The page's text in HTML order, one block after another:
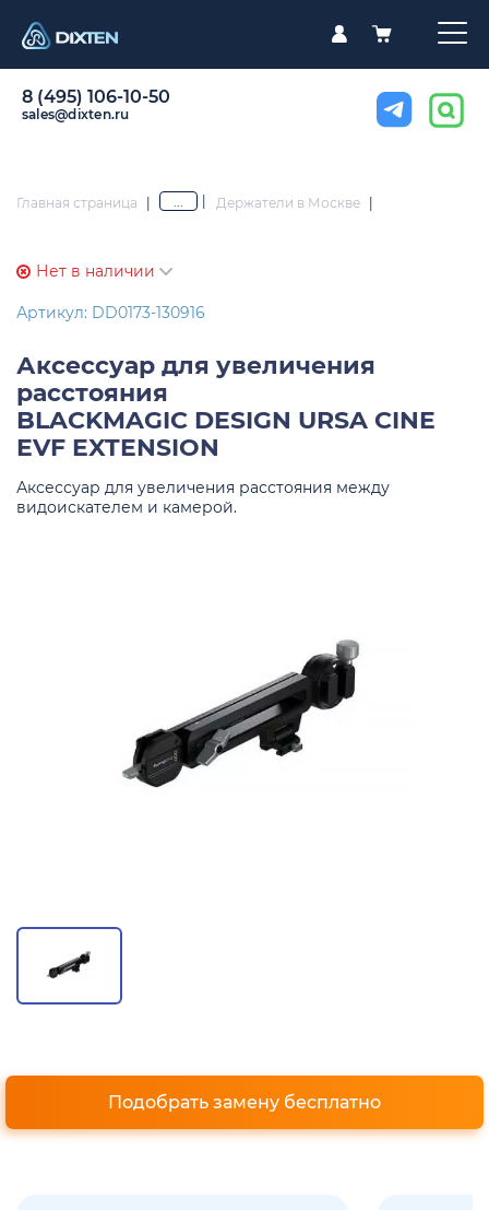
8 (495) 106-10-50
sales@dixten.ru
Главная страница | ... Держатели в Москве |
Нет в наличии
Артикул: DD0173-130916
Аксессуар для увеличения
расстояния
BLACKMAGIC DESIGN URSA CINE
EVF EXTENSION
Аксессуар для увеличения расстояния между
видоискателем и камерой.
Подобрать замену бесплатно